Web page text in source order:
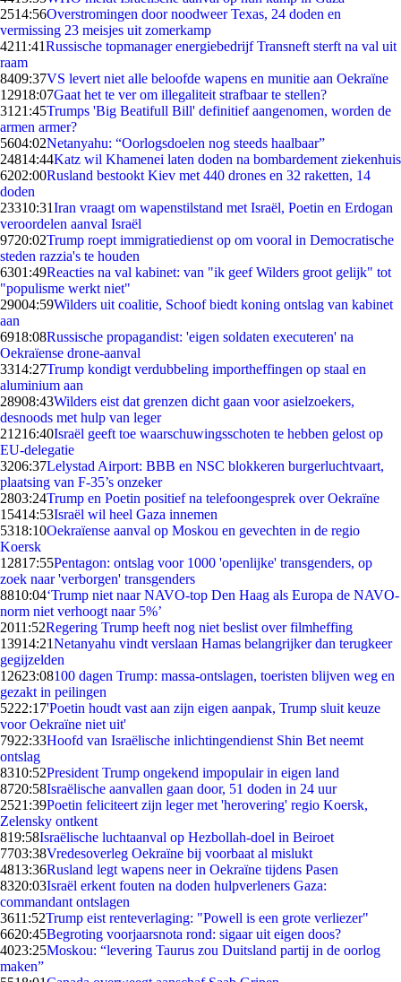
2514:56Overstromingen door noodweer Texas, 24 doden en
vermissing 23 meisjes uit zomerkamp
4211:41Russische topmanager energiebedrijf Transneft sterft na val uit
raam
8409:37VS levert niet alle beloofde wapens en munitie aan Oekraïne
12918:07Gaat het te ver om illegaliteit strafbaar te stellen?
31 21:45Trumps 'Big Beatifull Bill' definitief aangenomen, worden de
armen armer?
5604:02Netanyahu: “Oorlogsdoelen nog steeds haalbaar”
24814:44Katz wil Khamenei laten doden na bombardement ziekenhuis
6202:00Rusland bestookt Kiev met 440 drones en 32 raketten, 14
doden
23310:31Iran vraagt om wapenstilstand met Israël, Poetin en Erdogan
veroordelen aanval Israël
9720:02Trump roept immigratiedienst op om vooral in Democratische
steden razzia's te houden
6301:49Reacties na val kabinet: van "ik geef Wilders groot gelijk" tot
"populisme werkt niet"
29004:59Wilders uit coalitie, Schoof biedt koning ontslag van kabinet
aan
6918:08Russische propagandist: 'eigen soldaten executeren' na
Oekraïense drone-aanval
3314:27Trump kondigt verdubbeling importheffingen op staal en
aluminium aan
28908:43Wilders eist dat grenzen dicht gaan voor asielzoekers,
desnoods met hulp van leger
21216:40Israël geeft toe waarschuwingsschoten te hebben gelost op
EU-delegatie
3206:37Lelystad Airport: BBB en NSC blokkeren burgerluchtvaart,
plaatsing van F-35’s onzeker
2803:24Trump en Poetin positief na telefoongesprek over Oekraïne
15414:53Israël wil heel Gaza innemen
5318:10Oekraïense aanval op Moskou en gevechten in de regio
Koersk
12817:55Pentagon: ontslag voor 1000 'openlijke' transgenders, op
zoek naar 'verborgen' transgenders
8810:04‘Trump niet naar NAVO-top Den Haag als Europa de NAVO-
norm niet verhoogt naar 5%’
2011:52Regering Trump heeft nog niet beslist over filmheffing
13914:21Netanyahu vindt verslaan Hamas belangrijker dan terugkeer
gegijzelden
12623:08100 dagen Trump: massa-ontslagen, toeristen blijven weg en
gezakt in peilingen
5222:17'Poetin houdt vast aan zijn eigen aanpak, Trump sluit keuze
voor Oekraïne niet uit'
7922:33Hoofd van Israëlische inlichtingendienst Shin Bet neemt
ontslag
8310:52President Trump ongekend impopulair in eigen land
8720:58Israëlische aanvallen gaan door, 51 doden in 24 uur
2521:39Poetin feliciteert zijn leger met 'herovering' regio Koersk,
Zelensky ontkent
819:58Israëlische luchtaanval op Hezbollah-doel in Beiroet
7703:38Vredesoverleg Oekraïne bij voorbaat al mislukt
4813:36Rusland legt wapens neer in Oekraïne tijdens Pasen
8320:03Israël erkent fouten na doden hulpverleners Gaza:
commandant ontslagen
3611:52Trump eist renteverlaging: "Powell is een grote verliezer"
6620:45Begroting voorjaarsnota rond: sigaar uit eigen doos?
4023:25Moskou: “levering Taurus zou Duitsland partij in de oorlog
maken”